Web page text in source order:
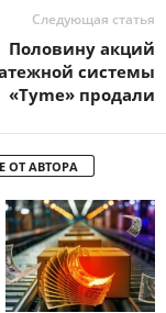
Следующая статья
Половину акций
системы
«Tyme» продали
ОТ АВТОРА